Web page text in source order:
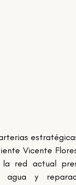
Vicente
red actual
agua y